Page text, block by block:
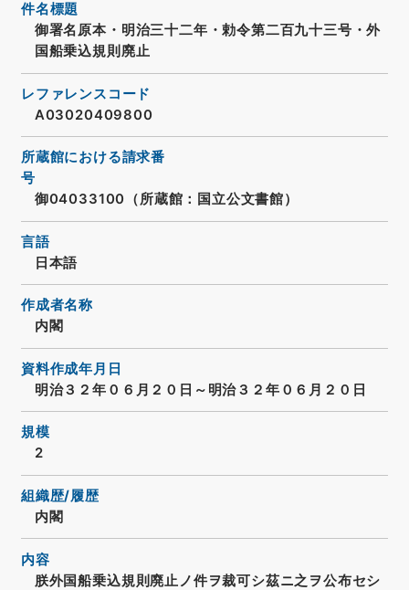
件名標題
御署名原本・明治三十二年・勅令第二百九十三号・外
国船乗込規則廃止
レファレンスコード
A03020409800
所蔵館における請求番
号
御04033100（所蔵館：国立公文書館）
言語
日本語
作成者名称
内閣
資料作成年月日
明治３２年０６月２０日～明治３２年０６月２０日
規模
2
組織歴/履歴
内閣
内容
朕外国船乗込規則廃止ノ件ヲ裁可シ茲ニ之ヲ公布セシ